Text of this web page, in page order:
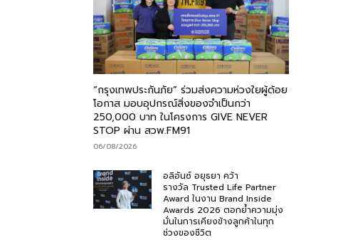
“กรุงเทพประกันภัย” ร่วมส่งความห่วงใยผู้ด้อย
โอกาส มอบอุปกรณ์สิ่งของจำเป็นกว่า
250,000 บาท ในโครงการ GIVE NEVER
STOP ผ่าน สวพ.FM91
06/08/2026
อลิอันซ์ อยุธยา คว้า
รางวัล Trusted Life Partner
Award ในงาน Brand Inside
Awards 2026 ตอกย้ำความมุ่ง
มั่นในการเคียงข้างลูกค้าในทุก
ช่วงของชีวิต